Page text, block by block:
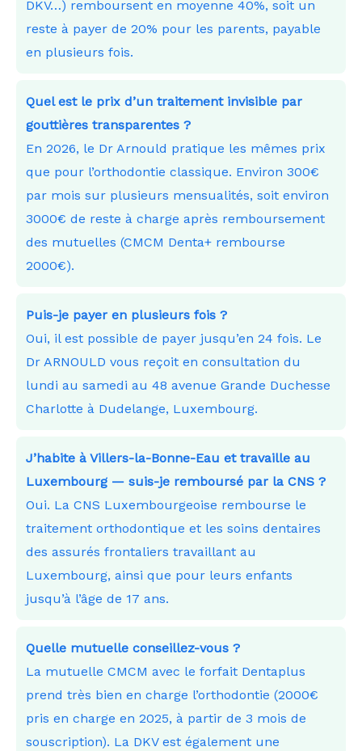
DKV…) remboursent en moyenne 40%, soit un
reste à payer de 20% pour les parents, payable
en plusieurs fois.
Quel est le prix d’un traitement invisible par
gouttières transparentes ?
En 2026, le Dr Arnould pratique les mêmes prix
que pour l’orthodontie classique. Environ 300€
par mois sur plusieurs mensualités, soit environ
3000€ de reste à charge après remboursement
des mutuelles (CMCM Denta+ rembourse
2000€).
Puis-je payer en plusieurs fois ?
Oui, il est possible de payer jusqu’en 24 fois. Le
Dr ARNOULD vous reçoit en consultation du
lundi au samedi au 48 avenue Grande Duchesse
Charlotte à Dudelange, Luxembourg.
J’habite à Villers-la-Bonne-Eau et travaille au
Luxembourg — suis-je remboursé par la CNS ?
Oui. La CNS Luxembourgeoise rembourse le
traitement orthodontique et les soins dentaires
des assurés frontaliers travaillant au
Luxembourg, ainsi que pour leurs enfants
jusqu’à l’âge de 17 ans.
Quelle mutuelle conseillez-vous ?
La mutuelle CMCM avec le forfait Dentaplus
prend très bien en charge l’orthodontie (2000€
pris en charge en 2025, à partir de 3 mois de
souscription). La DKV est également une